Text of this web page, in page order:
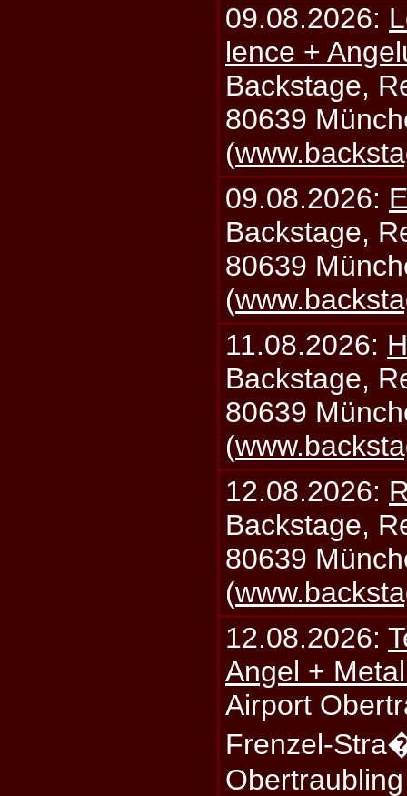
09.08.2026:
lence +
Backstage,
80639
(
09.08.2026:
Backstage,
80639
(
11.08.2026:
Backstage,
80639
(
12.08.2026:
Backstage,
80639
(
12.08.2026:
Angel +
Airport
Frenzel-